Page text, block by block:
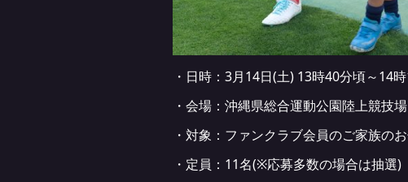
・日時：3月14日(土) 13時40分頃～14
・会場：沖縄県総合運動公園陸上競技場
・対象：ファンクラブ会員のご家族の
・定員：11名(※応募多数の場合は抽選)